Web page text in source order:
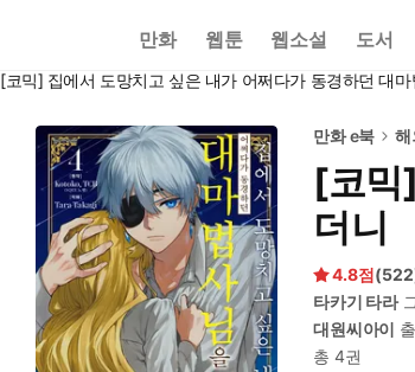
으
로
동
만화 웹툰 웹소설 도서
[코믹] 집에서 도망치고 싶은 내가 어쩌다가 동경하던 대
만화 e북 해
[코믹
더니
4.8 (522
타카기 타라
대원씨아이
총 4권